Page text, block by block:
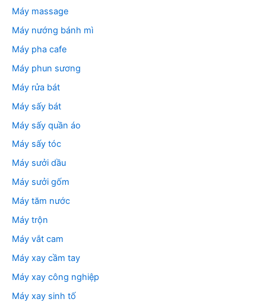
Máy massage
Máy nướng bánh mì
Máy pha cafe
Máy phun sương
Máy rửa bát
Máy sấy bát
Máy sấy quần áo
Máy sấy tóc
Máy sưởi dầu
Máy sưởi gốm
Máy tăm nước
Máy trộn
Máy vắt cam
Máy xay cầm tay
Máy xay công nghiệp
Máy xay sinh tố